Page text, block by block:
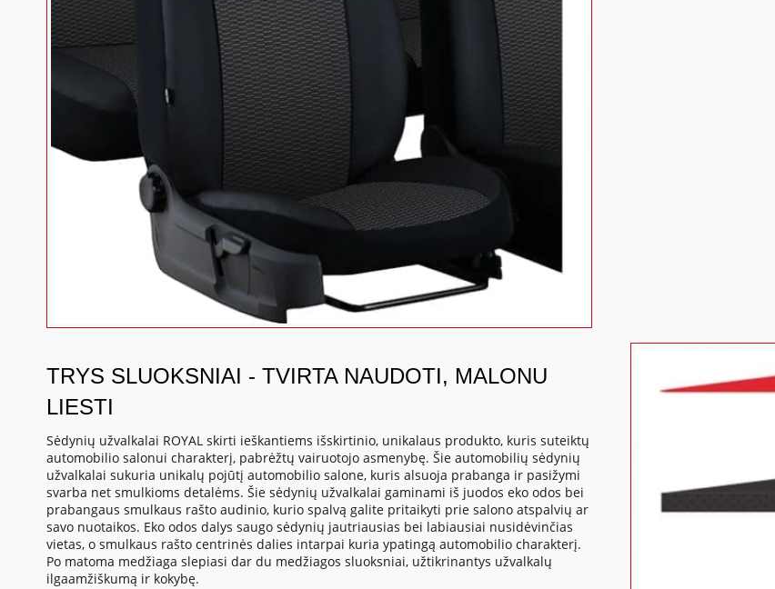
TRYS SLUOKSNIAI - TVIRTA NAUDOTI, MALONU
LIESTI
Sėdynių užvalkalai ROYAL skirti ieškantiems išskirtinio, unikalaus produkto, kuris suteiktų
automobilio salonui charakterį, pabrėžtų vairuotojo asmenybę. Šie automobilių sėdynių
užvalkalai sukuria unikalų pojūtį automobilio salone, kuris alsuoja prabanga ir pasižymi
svarba net smulkioms detalėms. Šie sėdynių užvalkalai gaminami iš juodos eko odos bei
prabangaus smulkaus rašto audinio, kurio spalvą galite pritaikyti prie salono atspalvių ar
savo nuotaikos. Eko odos dalys saugo sėdynių jautriausias bei labiausiai nusidėvinčias
vietas, o smulkaus rašto centrinės dalies intarpai kuria ypatingą automobilio charakterį.
Po matoma medžiaga slepiasi dar du medžiagos sluoksniai, užtikrinantys užvalkalų
ilgaamžiškumą ir kokybę.